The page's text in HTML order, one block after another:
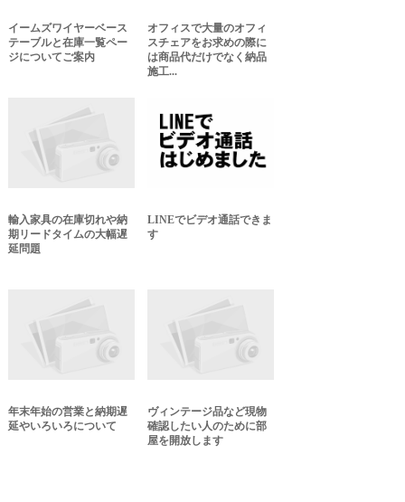
イームズワイヤーベース
テーブルと在庫一覧ペー
ジについてご案内
オフィスで大量のオフィ
スチェアをお求めの際に
は商品代だけでなく納品
施工...
輸入家具の在庫切れや納
期リードタイムの大幅遅
延問題
LINEでビデオ通話できま
す
年末年始の営業と納期遅
延やいろいろについて
ヴィンテージ品など現物
確認したい人のために部
屋を開放します